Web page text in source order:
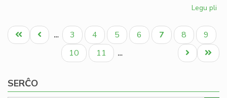
Legu pli
de
Pagination
Unua
paĝo
Antaŭa
paĝo
… Paĝo
3 Paĝo
4 Paĝo
5 Paĝo
6
Aktuala
paĝo
7 Paĝo
8 Paĝo
9
Paĝo
10 Paĝo
11 …
Last
page
Next
page
SERĈO